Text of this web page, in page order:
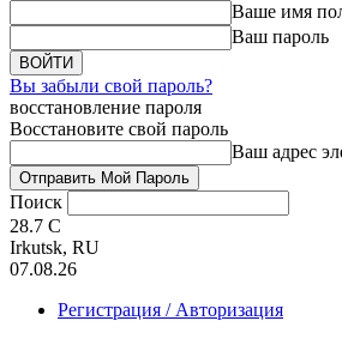
Ваше имя
Ваш пароль
Вы забыли свой пароль?
восстановление пароля
Восстановите свой пароль
Ваш адрес
Поиск
28.7 C
Irkutsk, RU
07.08.26
Регистрация / Авторизация